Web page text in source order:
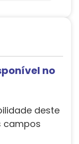
no
deste
campos